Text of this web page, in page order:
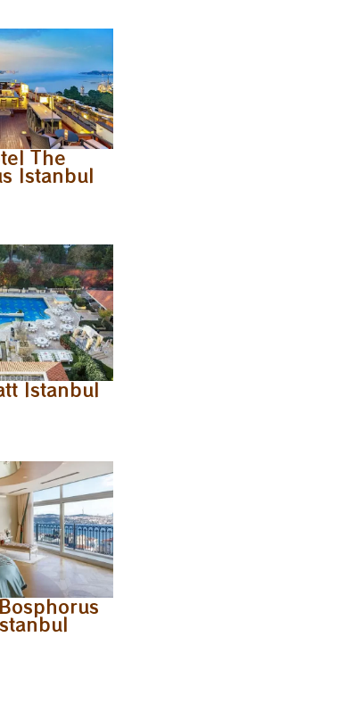
The
Istanbul
Istanbul